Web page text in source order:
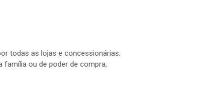
todas as lojas e concessionárias.
ou de poder de compra,